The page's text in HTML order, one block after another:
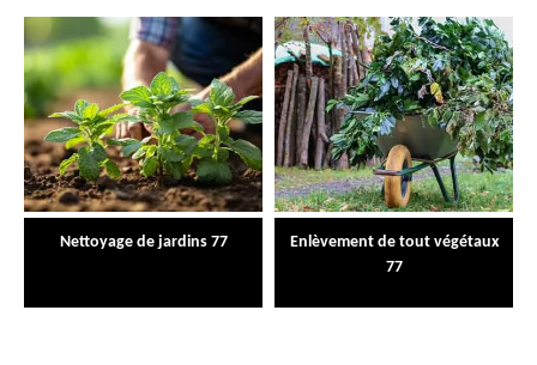
Nettoyage de jardins 77
Enlèvement de tout végétaux
77